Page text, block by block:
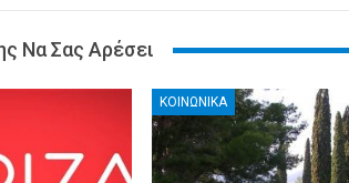
Να Σας Αρέσει
ΚΟΙΝΩΝΙΚΑ